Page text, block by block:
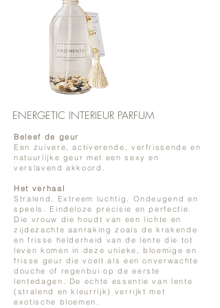
ENERGETIC INTERIEUR PARFUM
Beleef de geur
Een zuivere, activerende, verfrissende en
natuurlijke geur met een sexy en
verslavend akkoord.​
Het verhaal
Stralend. Extreem luchtig. Ondeugend en
speels. Eindeloze precisie en perfectie.
Die vrouw die houdt van een lichte en
zijdezachte aanraking zoals de krakende
en frisse helderheid van de lente die tot
leven komen in deze unieke, bloemige en
frisse geur die voelt als een onverwachte
douche of regenbui op de eerste
lentedagen. De echte essentie van lente
(stralend en kleurrijk) verrijkt met
exotische bloemen.